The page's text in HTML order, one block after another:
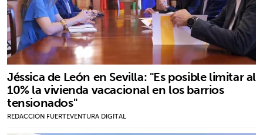
Jéssica de León en Sevilla: "Es posible limitar al
10% la vivienda vacacional en los barrios
tensionados"
REDACCIÓN FUERTEVENTURA DIGITAL